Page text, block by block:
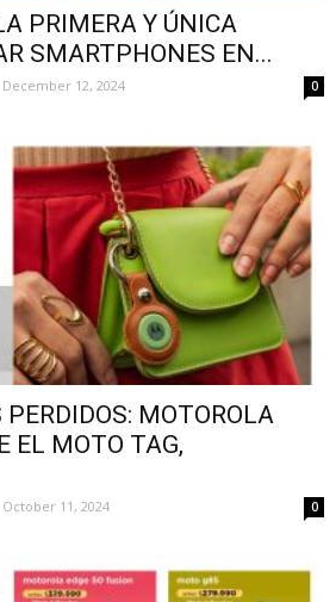
PRIMERA Y ÚNICA
SMARTPHONES EN...
December 12, 2024 0
MOTOROLA
EL MOTO TAG,
October 11, 2024 0